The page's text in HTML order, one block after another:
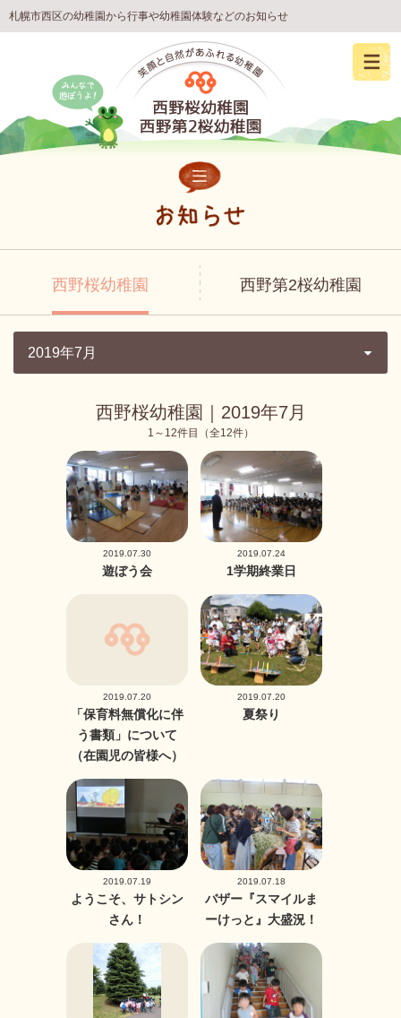
札幌市西区の幼稚園から行事や幼稚園体験などのお知らせ
西野桜幼稚園 西野第2桜幼稚園
2019年7月
西野桜幼稚園｜2019年7月
1～12件目（全12件）
2019.07.30
遊ぼう会
2019.07.24
1学期終業日
2019.07.20
「保育料無償化に伴
う書類」について
（在園児の皆様へ）
2019.07.20
夏祭り
2019.07.19
ようこそ、サトシン
さん！
2019.07.18
バザー『スマイルま
ーけっと』大盛況！